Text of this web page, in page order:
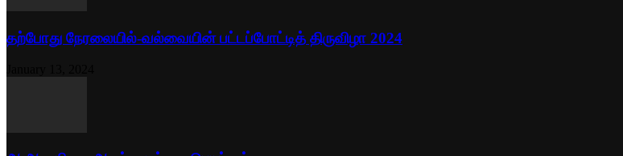
தற்போது நேரலையில்-வல்வையின் பட்டப்போட்டித் திருவிழா 2024